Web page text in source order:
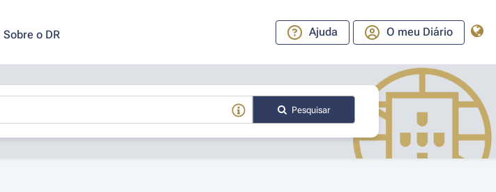
Sobre o DR Ajuda O meu Diário
Pesquisar